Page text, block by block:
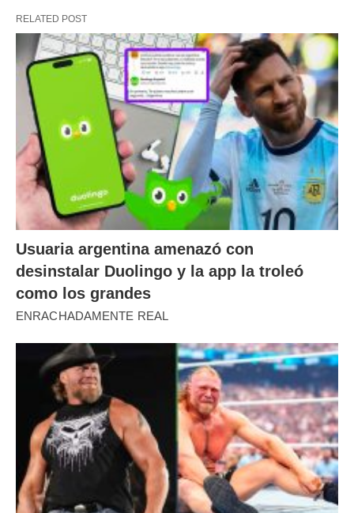
RELATED POST
Usuaria argentina amenazó con
desinstalar Duolingo y la app la troleó
como los grandes
ENRACHADAMENTE REAL